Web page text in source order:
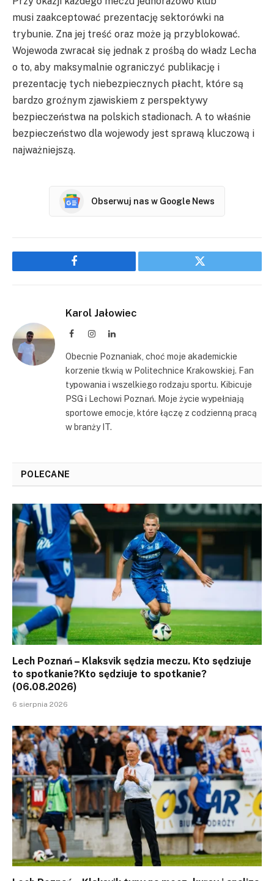
musi zaakceptować prezentację sektorówki na
trybunie. Zna jej treść oraz może ją przyblokować.
Wojewoda zwracał się jednak z prośbą do władz Lecha
o to, aby maksymalnie ograniczyć publikację i
prezentację tych niebezpiecznych płacht, które są
bardzo groźnym zjawiskiem z perspektywy
bezpieczeństwa na polskich stadionach. A to właśnie
bezpieczeństwo dla wojewody jest sprawą kluczową i
najważniejszą.
Obserwuj nas w Google News
Facebook Twitter
Karol Jałowiec
FacebookInstagramLinkedIn
Obecnie Poznaniak, choć moje akademickie
korzenie tkwią w Politechnice Krakowskiej. Fan
typowania i wszelkiego rodzaju sportu. Kibicuje
PSG i Lechowi Poznań. Moje życie wypełniają
sportowe emocje, które łączę z codzienną pracą
w branży IT.
POLECANE
Lech Poznań – Klaksvik sędzia meczu. Kto sędziuje
to spotkanie?Kto sędziuje to spotkanie?
(06.08.2026)
6 sierpnia 2026